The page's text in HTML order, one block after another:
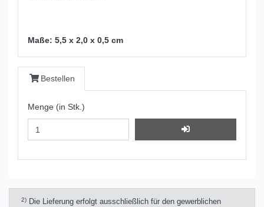
Maße: 5,5 x 2,0 x 0,5 cm
Bestellen
Menge (in Stk.)
2) Die Lieferung erfolgt ausschließlich für den gewerblichen